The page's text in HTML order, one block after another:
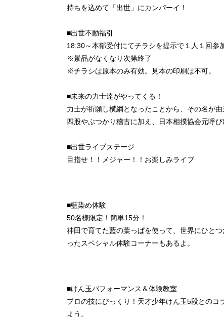
持ちを込めて「出世」にカンパーイ！
■出世不動福引
18:30～本部受付にてチラシを提示で１人１回参
※景品がなくなり次第終了
※チラシは原本のみ有効。見本の印刷は不可。
■未来の力士達がやってくる！
力士が祈願し横綱となったことから、その名が
四股やぶつかり稽古に加え、日本相撲協会元呼
■出世ライブステージ
目指せ！！メジャー！！お楽しみライブ
■藍染め体験
50名様限定！簡単15分！
神田で育てた藍の葉っぱを使って、世界にひと
ったスペシャル体験コーナーもあるよ。
■けん玉パフォーマンス＆体験教室
プロの技にびっくり！天才少年けん玉5段との
よう。